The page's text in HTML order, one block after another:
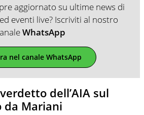
aggiornato su ultime news di
eventi live? Iscriviti al nostro
WhatsApp
nel canale WhatsApp
dell’AIA sul
da Mariani